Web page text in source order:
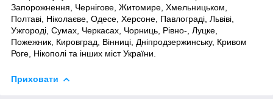
Запорожнення, Чернігове, Житомире, Хмельницьком,
Полтаві, Ніколаєве, Одесе, Херсоне, Павлограді, Львіві,
Ужгороді, Сумах, Черкасах, Чорниць, Рівно-, Луцке,
Пожежник, Кировград, Вінниці, Дніпродзержинську, Кривом
Роге, Нікополі та інших міст України.
Приховати